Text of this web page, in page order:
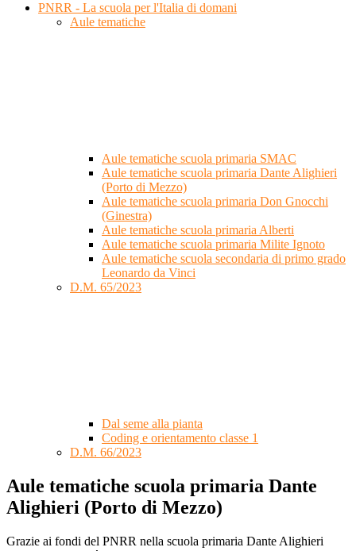
PNRR - La scuola per l'Italia di domani
Aule tematiche
Aule tematiche scuola primaria SMAC
Aule tematiche scuola primaria Dante Alighieri
(Porto di Mezzo)
Aule tematiche scuola primaria Don Gnocchi
(Ginestra)
Aule tematiche scuola primaria Alberti
Aule tematiche scuola primaria Milite Ignoto
Aule tematiche scuola secondaria di primo grado
Leonardo da Vinci
D.M. 65/2023
Dal seme alla pianta
Coding e orientamento classe 1
D.M. 66/2023
Aule tematiche scuola primaria Dante
Alighieri (Porto di Mezzo)
Grazie ai fondi del PNRR nella scuola primaria Dante Alighieri